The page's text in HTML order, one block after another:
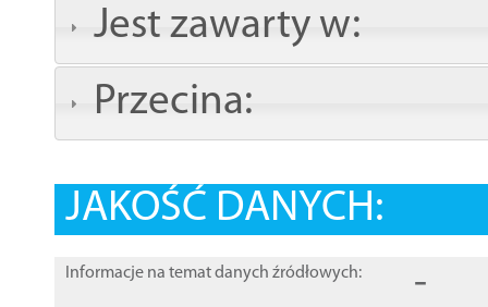
Jest zawarty w:
Przecina:
JAKOŚĆ DANYCH:
Informacje na temat danych źródłowych: -